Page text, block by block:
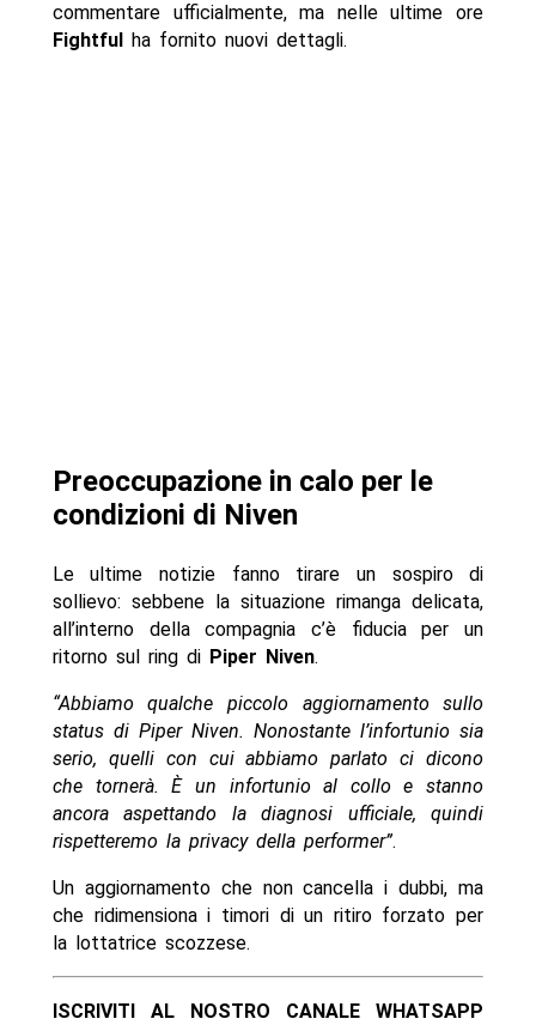
commentare ufficialmente, ma nelle ultime ore
Fightful
ha fornito nuovi dettagli.
Preoccupazione in calo per le
condizioni di Niven
Le ultime notizie fanno tirare un sospiro di
sollievo: sebbene la situazione rimanga delicata,
all’interno della compagnia c’è fiducia per un
ritorno sul ring di Piper Niven.
“Abbiamo qualche piccolo aggiornamento sullo
status di Piper Niven. Nonostante l’infortunio sia
serio, quelli con cui abbiamo parlato ci dicono
che tornerà. È un infortunio al collo e stanno
ancora aspettando la diagnosi ufficiale, quindi
rispetteremo la privacy della performer”.
Un aggiornamento che non cancella i dubbi, ma
che ridimensiona i timori di un ritiro forzato per
la lottatrice scozzese.
ISCRIVITI AL NOSTRO CANALE WHATSAPP